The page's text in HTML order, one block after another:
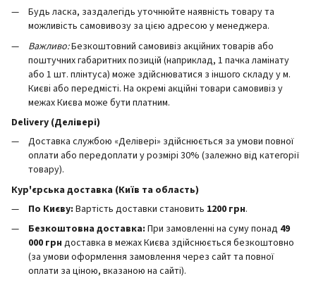
Будь ласка, заздалегідь уточнюйте наявність товару та
можливість самовивозу за цією адресою у менеджера.
Важливо:Безкоштовний самовивіз акційних товарів або
поштучних габаритних позицій (наприклад, 1 пачка ламінату
або 1 шт. плінтуса) може здійснюватися з іншого складу у м.
Києві або передмісті. На окремі акційні товари самовивіз у
межах Києва може бути платним.
Delivery (Делівері)
Доставка службою «Делівері» здійснюється за умови повної
оплати або передоплати у розмірі 30% (залежно від категорії
товару).
Кур'єрська доставка (Київ та область)
По Києву: Вартість доставки становить 1200 грн.
Безкоштовна доставка: При замовленні на суму понад 49
000 грн доставка в межах Києва здійснюється безкоштовно
(за умови оформлення замовлення через сайт та повної
оплати за ціною, вказаною на сайті).